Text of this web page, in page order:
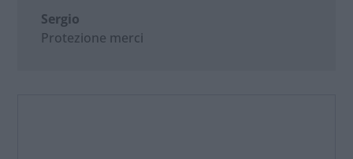
Sergio
Protezione merci